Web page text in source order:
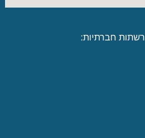
רשתות חברתיות: